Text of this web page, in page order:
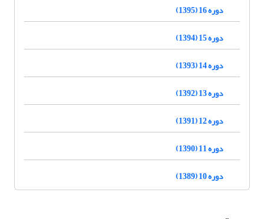
دوره 16 (1395)
دوره 15 (1394)
دوره 14 (1393)
دوره 13 (1392)
دوره 12 (1391)
دوره 11 (1390)
دوره 10 (1389)